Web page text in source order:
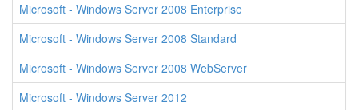
Microsoft - Windows Server 2008 Enterprise
Microsoft - Windows Server 2008 Standard
Microsoft - Windows Server 2008 WebServer
Microsoft - Windows Server 2012